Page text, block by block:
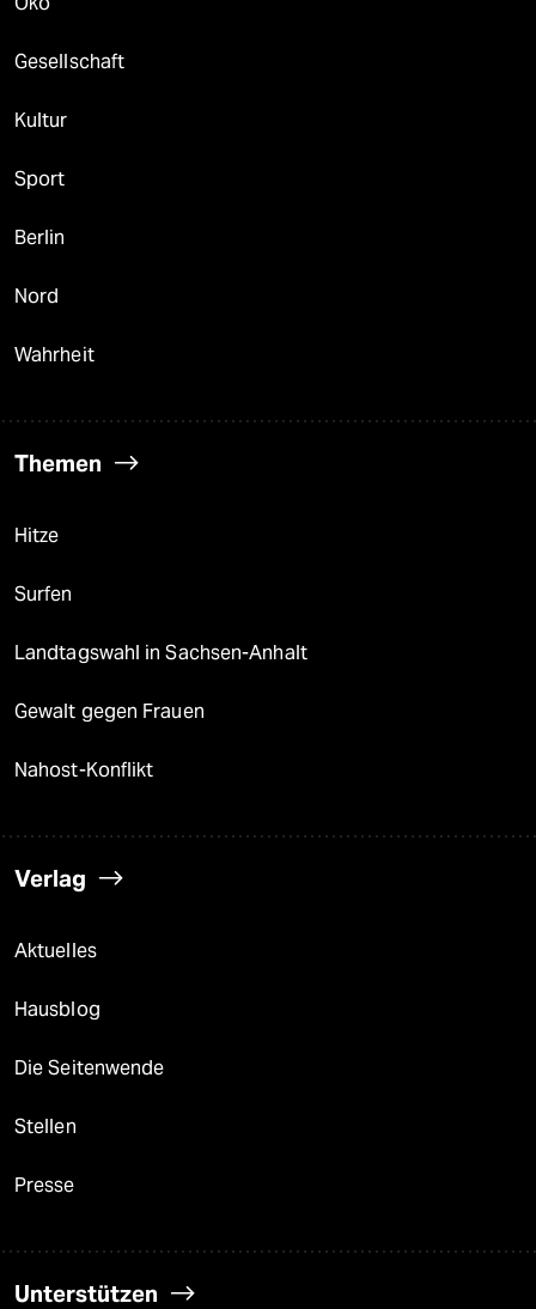
Gesellschaft
Kultur
Sport
Berlin
Nord
Wahrheit
Themen
Hitze
Surfen
Landtagswahl in Sachsen-Anhalt
Gewalt gegen Frauen
Nahost-Konflikt
Verlag
Aktuelles
Hausblog
Die Seitenwende
Stellen
Presse
Unterstützen